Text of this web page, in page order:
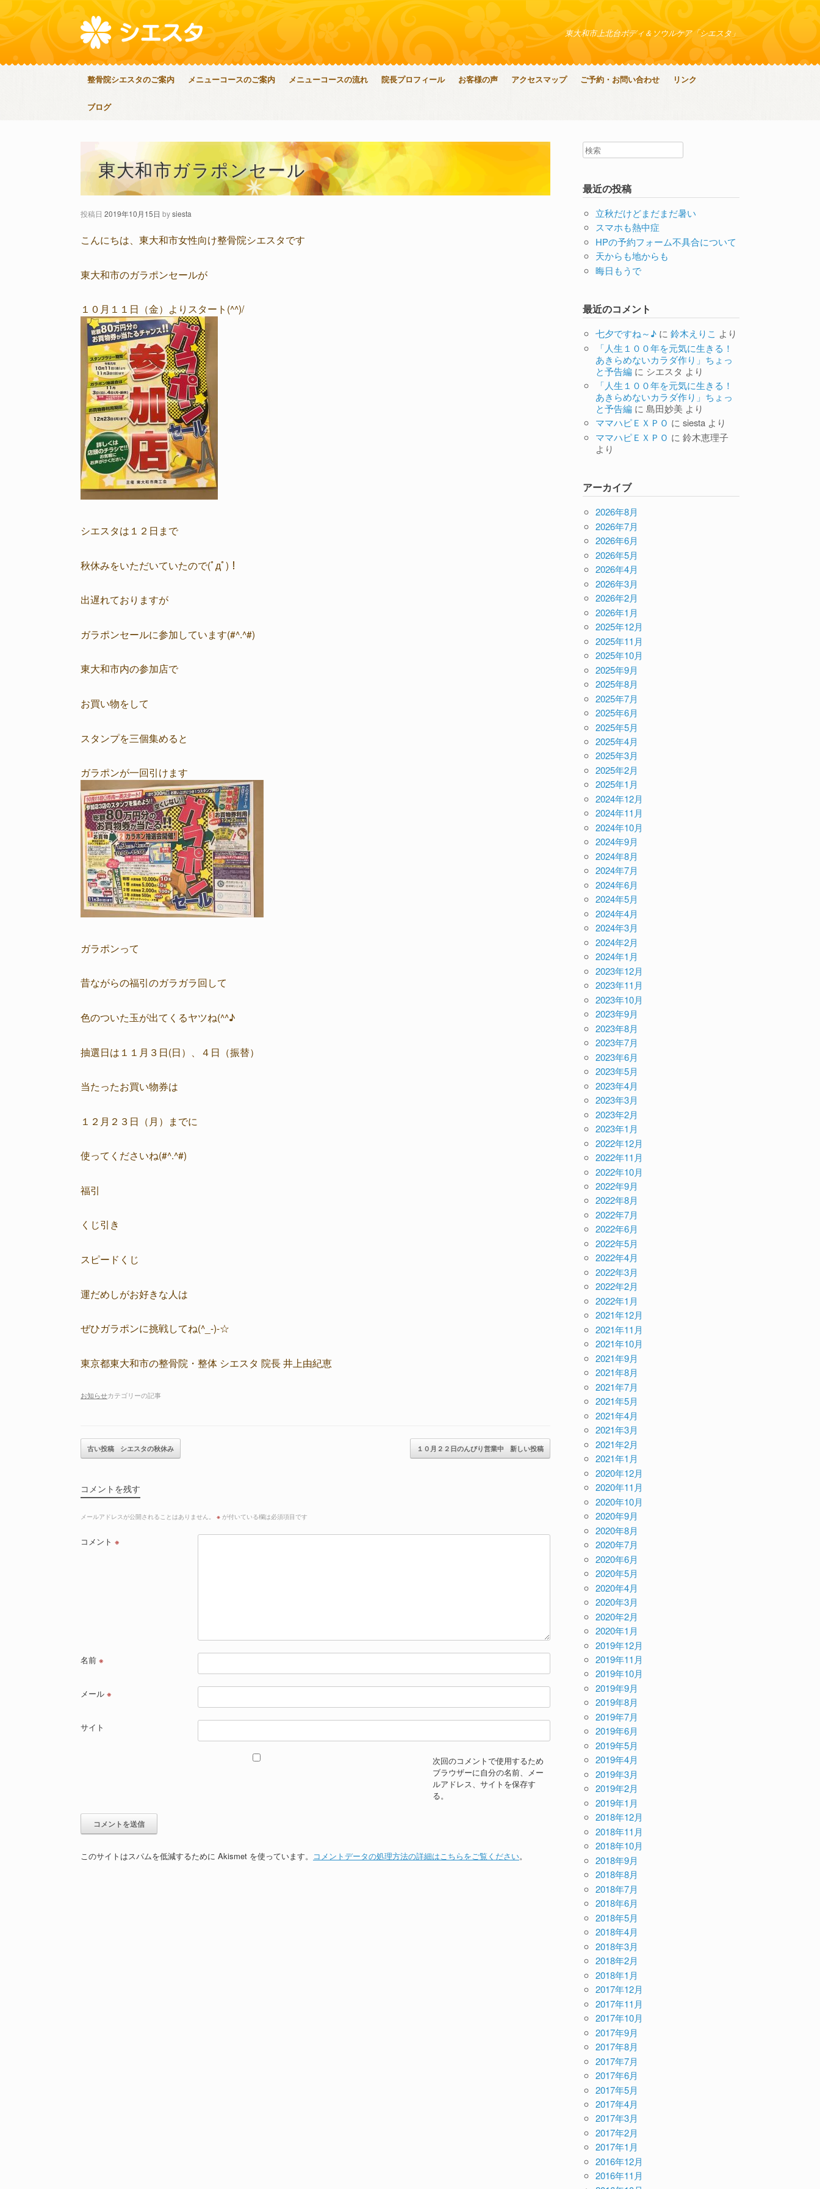
東大和市上北台ボディ＆ソウルケア「シエスタ」
整骨院シエスタのご案内 メニューコースのご案内 メニューコースの流れ 院長プロフィール お客様の声 アクセスマップ ご予約・お問い合わせ リンク
ブログ
東大和市ガラポンセール
投稿日 2019年10月15日 bysiesta
こんにちは、東大和市女性向け整骨院シエスタです
東大和市のガラポンセールが
１０月１１日（金）よりスタート(^^)/
シエスタは１２日まで
秋休みをいただいていたので(ﾟдﾟ)！
出遅れておりますが
ガラポンセールに参加しています(#^.^#)
東大和市内の参加店で
お買い物をして
スタンプを三個集めると
ガラポンが一回引けます
ガラポンって
昔ながらの福引のガラガラ回して
色のついた玉が出てくるヤツね(^^♪
抽選日は１１月３日(日）、４日（振替）
当たったお買い物券は
１２月２３日（月）までに
使ってくださいね(#^.^#)
福引
くじ引き
スピードくじ
運だめしがお好きな人は
ぜひガラポンに挑戦してね(^_-)-☆
東京都東大和市の整骨院・整体 シエスタ 院長 井上由紀恵
お知らせカテゴリーの記事
記事のナビゲーション
古い投稿 シエスタの秋休み １０月２２日のんびり営業中 新しい投稿
コメントを残す
メールアドレスが公開されることはありません。 ※ が付いている欄は必須項目です
コメント ※
名前 ※
メール ※
サイト
次回のコメントで使用するため
ブラウザーに自分の名前、メー
ルアドレス、サイトを保存す
る。
このサイトはスパムを低減するために Akismet を使っています。 コメントデータの処理方法の詳細はこちらをご覧ください。
最近の投稿
立秋だけどまだまだ暑い
スマホも熱中症
HPの予約フォーム不具合について
天からも地からも
晦日もうで
最近のコメント
七夕ですね～♪ に鈴木えりこ より
「人生１００年を元気に生きる！
あきらめないカラダ作り」ちょっ
と予告編 に シエスタ より
「人生１００年を元気に生きる！
あきらめないカラダ作り」ちょっ
と予告編 に島田妙美 より
ママハピＥＸＰＯ にsiesta より
ママハピＥＸＰＯ に鈴木恵理子
より
アーカイブ
2026年8月
2026年7月
2026年6月
2026年5月
2026年4月
2026年3月
2026年2月
2026年1月
2025年12月
2025年11月
2025年10月
2025年9月
2025年8月
2025年7月
2025年6月
2025年5月
2025年4月
2025年3月
2025年2月
2025年1月
2024年12月
2024年11月
2024年10月
2024年9月
2024年8月
2024年7月
2024年6月
2024年5月
2024年4月
2024年3月
2024年2月
2024年1月
2023年12月
2023年11月
2023年10月
2023年9月
2023年8月
2023年7月
2023年6月
2023年5月
2023年4月
2023年3月
2023年2月
2023年1月
2022年12月
2022年11月
2022年10月
2022年9月
2022年8月
2022年7月
2022年6月
2022年5月
2022年4月
2022年3月
2022年2月
2022年1月
2021年12月
2021年11月
2021年10月
2021年9月
2021年8月
2021年7月
2021年5月
2021年4月
2021年3月
2021年2月
2021年1月
2020年12月
2020年11月
2020年10月
2020年9月
2020年8月
2020年7月
2020年6月
2020年5月
2020年4月
2020年3月
2020年2月
2020年1月
2019年12月
2019年11月
2019年10月
2019年9月
2019年8月
2019年7月
2019年6月
2019年5月
2019年4月
2019年3月
2019年2月
2019年1月
2018年12月
2018年11月
2018年10月
2018年9月
2018年8月
2018年7月
2018年6月
2018年5月
2018年4月
2018年3月
2018年2月
2018年1月
2017年12月
2017年11月
2017年10月
2017年9月
2017年8月
2017年7月
2017年6月
2017年5月
2017年4月
2017年3月
2017年2月
2017年1月
2016年12月
2016年11月